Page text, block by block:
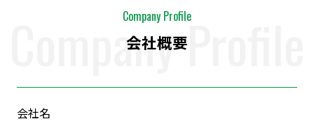
Company Profile
Company Profile
会社概要
会社名